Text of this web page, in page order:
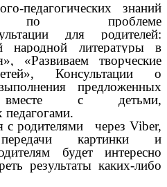
педагогических знаний
по проблеме
для родителей:
народной литературы в
«Развиваем творческие
, Консультации о
предложенных
вместе с детьми,
с родителями через Viber,
картинки и
будет интересно
результаты каких-либо